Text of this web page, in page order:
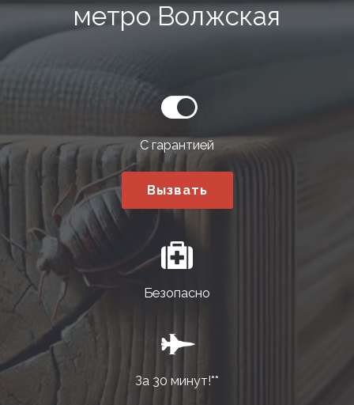
метро Волжская
С гарантией
Вызвать
Безопасно
За 30 минут!**